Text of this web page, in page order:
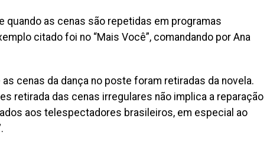
quando as cenas são repetidas em programas
citado foi no “Mais Você”, comandando por Ana
cenas da dança no poste foram retiradas da novela.
retirada das cenas irregulares não implica a reparação
aos telespectadores brasileiros, em especial ao